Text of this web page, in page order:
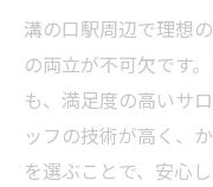
溝の口駅周辺で理想
の両立が不可欠です
も、満足度の高いサ
ッフの技術が高く、
を選ぶことで、安心